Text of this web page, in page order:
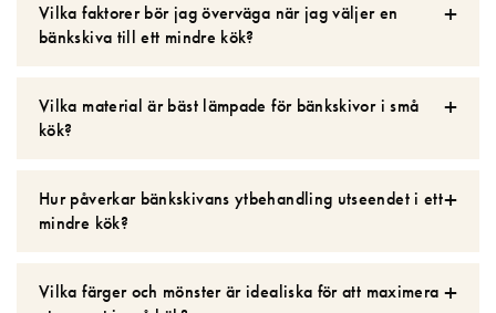
Vilka faktorer bör jag överväga när jag väljer en
bänkskiva till ett mindre kök?
Vilka material är bäst lämpade för bänkskivor i små
kök?
Hur påverkar bänkskivans ytbehandling utseendet i ett
mindre kök?
Vilka färger och mönster är idealiska för att maximera